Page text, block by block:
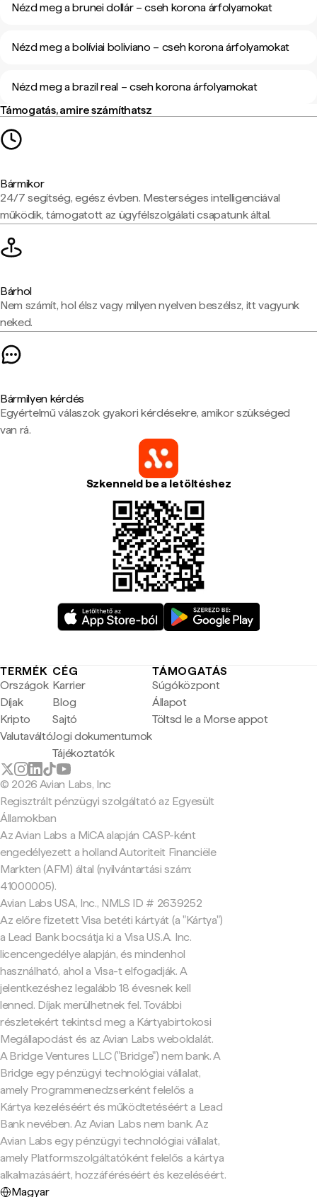
Nézd meg a brunei dollár – cseh korona árfolyamokat
Nézd meg a bolíviai boliviano – cseh korona árfolyamokat
Nézd meg a brazil real – cseh korona árfolyamokat
Támogatás, amire számíthatsz
Bármikor
24/7 segítség, egész évben. Mesterséges intelligenciával
működik, támogatott az ügyfélszolgálati csapatunk által.
Bárhol
Nem számít, hol élsz vagy milyen nyelven beszélsz, itt vagyunk
neked.
Bármilyen kérdés
Egyértelmű válaszok gyakori kérdésekre, amikor szükséged
van rá.
Szkenneld be a letöltéshez
TERMÉK
Országok
Díjak
Kripto
Valutaváltó
CÉG
Karrier
Blog
Sajtó
Jogi dokumentumok
Tájékoztatók
TÁMOGATÁS
Súgóközpont
Állapot
Töltsd le a Morse appot
© 2026 Avian Labs, Inc
Regisztrált pénzügyi szolgáltató az Egyesült
Államokban
Az Avian Labs a MiCA alapján CASP-ként
engedélyezett a holland Autoriteit Financiële
Markten (AFM) által (nyilvántartási szám:
41000005).
Avian Labs USA, Inc., NMLS ID # 2639252
Az előre fizetett Visa betéti kártyát (a "Kártya")
a Lead Bank bocsátja ki a Visa U.S.A. Inc.
licencengedélye alapján, és mindenhol
használható, ahol a Visa-t elfogadják. A
jelentkezéshez legalább 18 évesnek kell
lenned. Díjak merülhetnek fel. További
részletekért tekintsd meg a Kártyabirtokosi
Megállapodást és az Avian Labs weboldalát.
A Bridge Ventures LLC ("Bridge") nem bank. A
Bridge egy pénzügyi technológiai vállalat,
amely Programmenedzserként felelős a
Kártya kezeléséért és működtetéséért a Lead
Bank nevében. Az Avian Labs nem bank. Az
Avian Labs egy pénzügyi technológiai vállalat,
amely Platformszolgáltatóként felelős a kártya
alkalmazásáért, hozzáféréséért és kezeléséért.
Magyar